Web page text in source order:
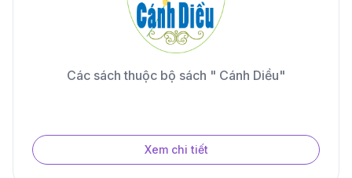
Các sách thuộc bộ sách " Cánh Diều"
Xem chi tiết